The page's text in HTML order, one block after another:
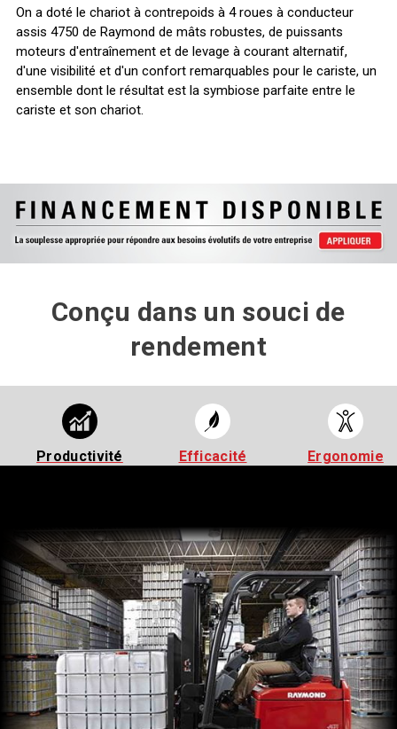
On a doté le chariot à contrepoids à 4 roues à conducteur
assis 4750 de Raymond de mâts robustes, de puissants
moteurs d'entraînement et de levage à courant alternatif,
d'une visibilité et d'un confort remarquables pour le cariste, un
ensemble dont le résultat est la symbiose parfaite entre le
cariste et son chariot.
Conçu dans un souci de
rendement
Productivité Efficacité Ergonomie